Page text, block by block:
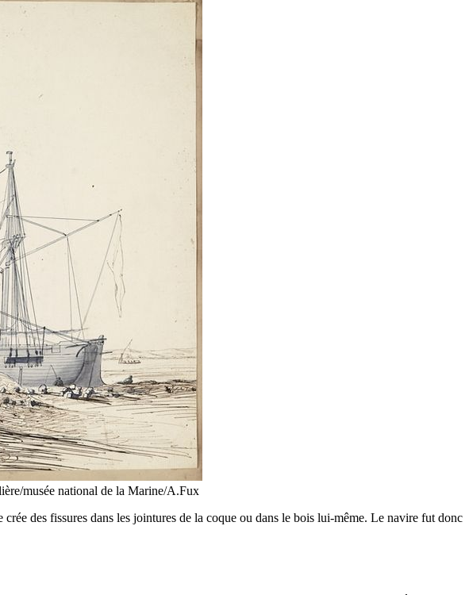
musée national de la Marine/A.Fux
des fissures dans les jointures de la coque ou dans le bois lui-même. Le navire fut donc